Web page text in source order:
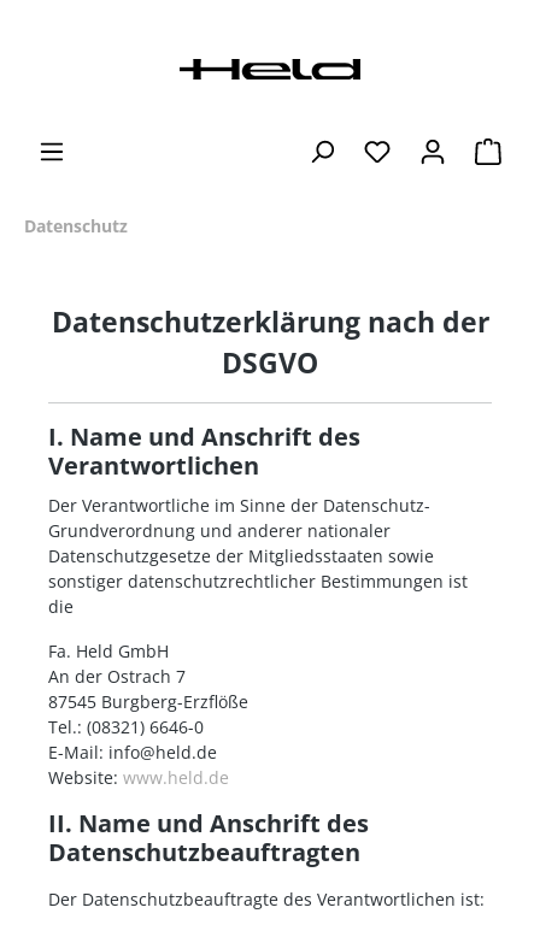
Datenschutz
Datenschutzerklärung nach der
DSGVO
I. Name und Anschrift des
Verantwortlichen
Der Verantwortliche im Sinne der Datenschutz-
Grundverordnung und anderer nationaler
Datenschutzgesetze der Mitgliedsstaaten sowie
sonstiger datenschutzrechtlicher Bestimmungen ist
die
Fa. Held GmbH
An der Ostrach 7
87545 Burgberg-Erzflöße
Tel.: (08321) 6646-0
E-Mail: info@held.de
Website: www.held.de
II. Name und Anschrift des
Datenschutzbeauftragten
Der Datenschutzbeauftragte des Verantwortlichen ist: